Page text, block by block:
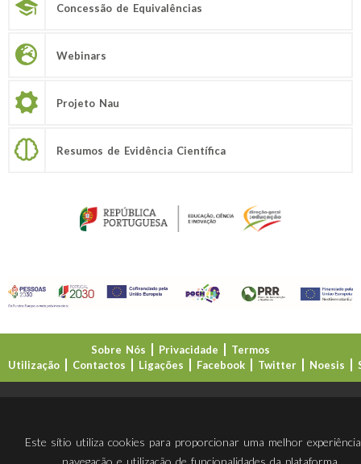
Concessão de Equivalências
Webinars
Projeto Nau
Resumos de Evidência Científica
Sobre Nós Privacidade
Termos
Utilização
Contactos Ligações Facebook Twitter Noesis
Este sítio utiliza cookies para proporcionar uma melhor
navegação e utilização de funcionalidades da plataforma.